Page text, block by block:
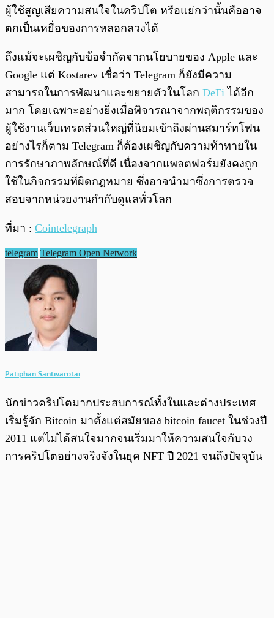
ผู้ใช้สูญเสียความสนใจในคริปโต หรือแย่กว่านั้นคืออาจ
ตกเป็นเหยื่อของการหลอกลวงได้
ถึงแม้จะเผชิญกับข้อจำกัดจากนโยบายของ Apple และ
Google แต่ Kostarev เชื่อว่า Telegram ก็ยังมีความ
สามารถในการพัฒนาและขยายตัวในโลก DeFi ได้อีก
มาก โดยเฉพาะอย่างยิ่งเมื่อพิจารณาจากพฤติกรรมของ
ผู้ใช้งานเว็บเทรดส่วนใหญ่ที่นิยมเข้าถึงผ่านสมาร์ทโฟน
อย่างไรก็ตาม Telegram ก็ต้องเผชิญกับความท้าทายใน
การรักษาภาพลักษณ์ที่ดี เนื่องจากแพลตฟอร์มยังคงถูก
ใช้ในกิจกรรมที่ผิดกฎหมาย ซึ่งอาจนำมาซึ่งการตรวจ
สอบจากหน่วยงานกำกับดูแลทั่วโลก
ที่มา : Cointelegraph
telegram Telegram Open Network
Patiphan Santivarotai
นักข่าวคริปโตมากประสบการณ์ทั้งในและต่างประเทศ
เริ่มรู้จัก Bitcoin มาตั้งแต่สมัยของ bitcoin faucet ในช่วงปี
2011 แต่ไม่ได้สนใจมากจนเริ่มมาให้ความสนใจกับวง
การคริปโตอย่างจริงจังในยุค NFT ปี 2021 จนถึงปัจจุบัน